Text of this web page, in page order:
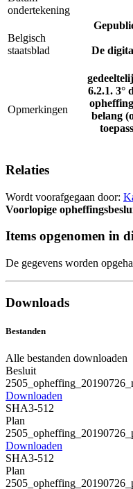
ondertekening
Belgisch
staatsblad
De
Opmerkingen
6.2.1. 3°
belang
Relaties
Wordt voorafgegaan door:
Voorlopige
Items opgenomen in
De gegevens worden
Downloads
Bestanden
Alle bestanden downloaden
Besluit
Downloaden
SHA3-512
Plan
Downloaden
SHA3-512
Plan